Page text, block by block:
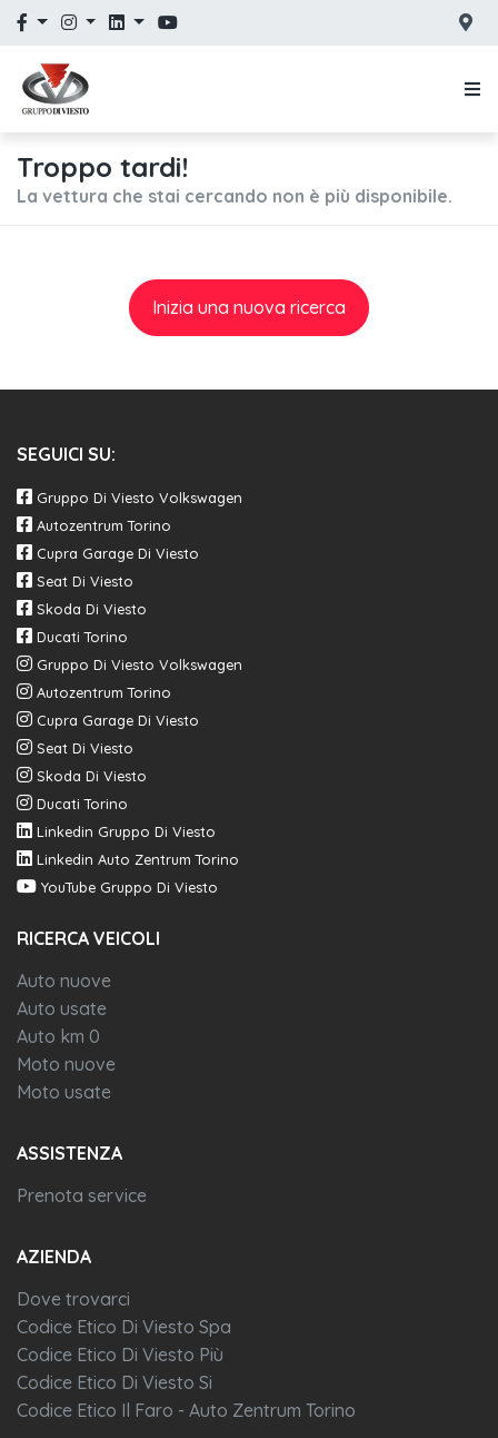
Troppo tardi!
La vettura che stai cercando non è più disponibile.
Inizia una nuova ricerca
SEGUICI SU:
Gruppo Di Viesto Volkswagen
Autozentrum Torino
Cupra Garage Di Viesto
Seat Di Viesto
Skoda Di Viesto
Ducati Torino
Gruppo Di Viesto Volkswagen
Autozentrum Torino
Cupra Garage Di Viesto
Seat Di Viesto
Skoda Di Viesto
Ducati Torino
Linkedin Gruppo Di Viesto
Linkedin Auto Zentrum Torino
YouTube Gruppo Di Viesto
RICERCA VEICOLI
Auto nuove
Auto usate
Auto km 0
Moto nuove
Moto usate
ASSISTENZA
Prenota service
AZIENDA
Dove trovarci
Codice Etico Di Viesto Spa
Codice Etico Di Viesto Più
Codice Etico Di Viesto Si
Codice Etico Il Faro - Auto Zentrum Torino